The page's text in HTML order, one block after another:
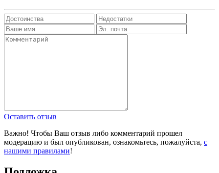
Оставить отзыв
Важно! Чтобы Ваш отзыв либо комментарий прошел
модерацию и был опубликован, ознакомьтесь, пожалуйста, с
нашими правилами!